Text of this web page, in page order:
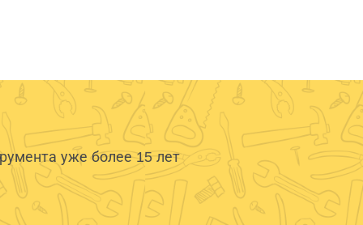
уже более 15 лет